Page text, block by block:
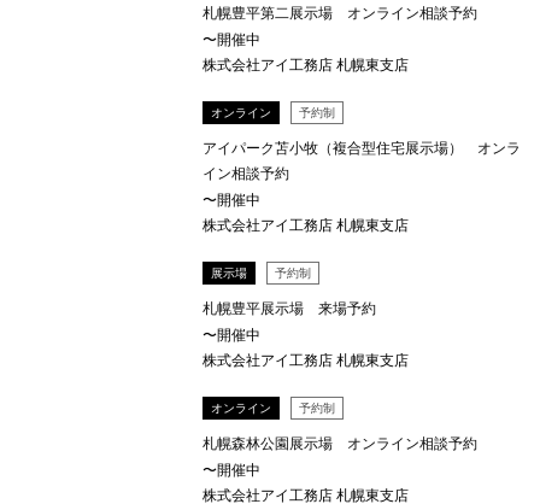
札幌豊平第二展示場 オンライン相談予約
〜開催中
株式会社アイ工務店 札幌東支店
オンライン 予約制
アイパーク苫小牧（複合型住宅展示場） オンラ
イン相談予約
〜開催中
株式会社アイ工務店 札幌東支店
展示場 予約制
札幌豊平展示場 来場予約
〜開催中
株式会社アイ工務店 札幌東支店
オンライン 予約制
札幌森林公園展示場 オンライン相談予約
〜開催中
株式会社アイ工務店 札幌東支店